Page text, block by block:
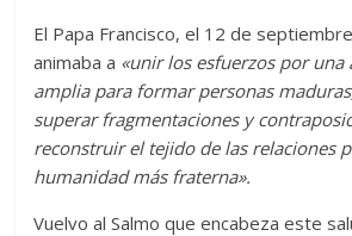
El Papa Francisco, el 12 de
animaba a «unir los esfuerzos por una
amplia para formar personas
superar fragmentaciones y
reconstruir el tejido de las relaciones
humanidad más fraterna».
Vuelvo al Salmo que encabeza este